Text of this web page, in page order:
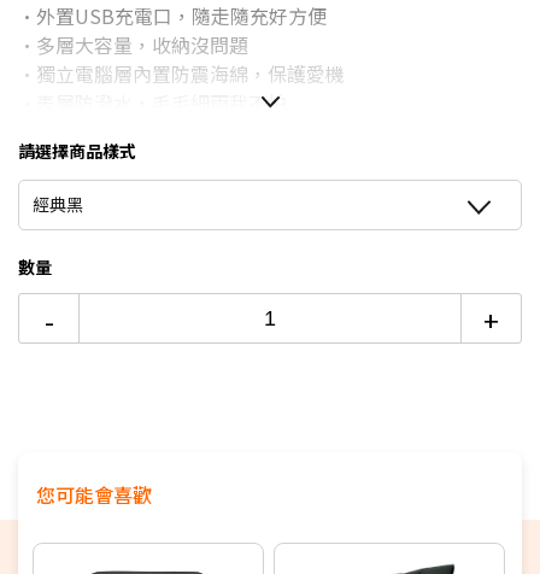
12期
24期 $45
•外置USB充電口，隨走隨充好方便
•多層大容量，收納沒問題
•獨立電腦層內置防震海綿，保護愛機
•表層防潑水，毛毛細雨我不怕
請選擇商品樣式
經典黑
數量
- +
您可能會喜歡